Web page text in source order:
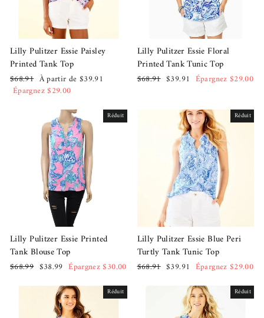
Lilly Pulitzer Essie Paisley
Printed Tank Top
Prix
régulier
$68.91 Prix
réduit
À partir de $39.91
Épargnez $29.00
Lilly Pulitzer Essie Floral
Printed Tank Tunic Top
Prix
$68.91 Prix
$39.91 Épargnez $29.00
Réduit
Lilly Pulitzer Essie Printed
Tank Blouse Top
Prix
$68.99 Prix
$38.99 Épargnez $30.00
Réduit
Lilly Pulitzer Essie Blue Peri
Turtly Tank Tunic Top
Prix
$68.91 Prix
$39.91 Épargnez $29.00
Réduit Réduit